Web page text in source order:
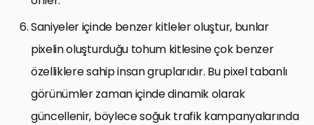
Saniyeler içinde benzer kitleler oluştur, bunlar
pixelin oluşturduğu tohum kitlesine çok benzer
özelliklere sahip insan gruplarıdır. Bu pixel tabanlı
görünümler zaman içinde dinamik olarak
güncellenir, böylece soğuk trafik kampanyalarında